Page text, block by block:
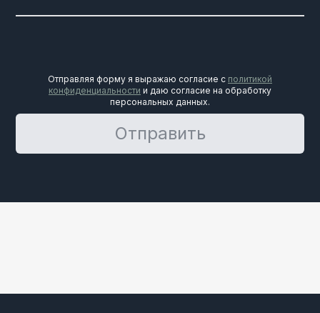
Отправляя форму я выражаю согласие с политикой
конфиденциальности и даю согласие на обработку
персональных данных.
Отправить